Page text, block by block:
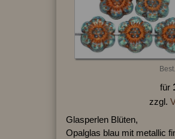
für
zzgl.
Glasperlen Blüten,
Opalglas blau mit metallic